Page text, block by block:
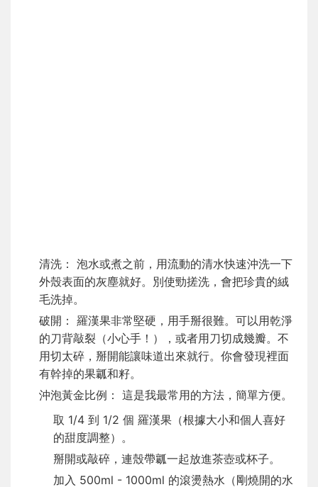
清洗： 泡水或煮之前，用流動的清水快速沖洗一下
外殼表面的灰塵就好。別使勁搓洗，會把珍貴的絨
毛洗掉。
破開： 羅漢果非常堅硬，用手掰很難。可以用乾淨
的刀背敲裂（小心手！），或者用刀切成幾瓣。不
用切太碎，掰開能讓味道出來就行。你會發現裡面
有幹掉的果瓤和籽。
沖泡黃金比例： 這是我最常用的方法，簡單方便。
取 1/4 到 1/2 個 羅漢果（根據大小和個人喜好
的甜度調整）。
掰開或敲碎，連殼帶瓤一起放進茶壺或杯子。
加入 500ml - 1000ml 的滾燙熱水（剛燒開的水